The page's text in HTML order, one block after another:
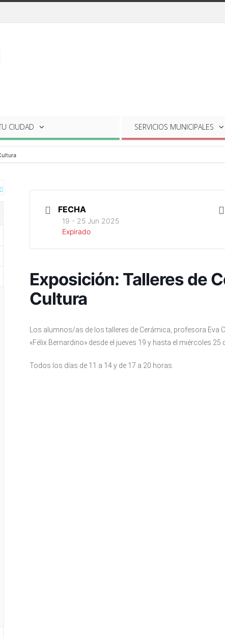
CIUDAD SERVICIOS MUNICIPALES
FECHA
19 - 25 Jun 2025
Expirado
Exposición: Talleres de
Cultura
Los alumnos/as de los talleres de Cerámica, profesora
«Félix Bernardino» desde el jueves 19 y hasta el miércoles 25
Todos los días de 11 a 14 y de 17 a 20 horas.